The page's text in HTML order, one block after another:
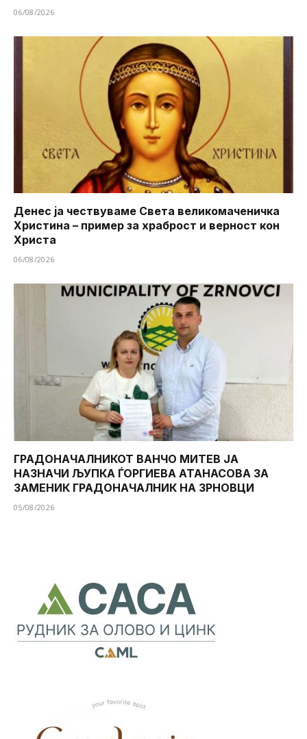
06/08/2026
Денес ја чествуваме Света великомаченичка
Христина – пример за храброст и верност кон
Христа
06/08/2026
ГРАДОНАЧАЛНИКОТ ВАНЧО МИТЕВ ЈА
НАЗНАЧИ ЉУПКА ЃОРГИЕВА АТАНАСОВА ЗА
ЗАМЕНИК ГРАДОНАЧАЛНИК НА ЗРНОВЦИ
05/08/2026